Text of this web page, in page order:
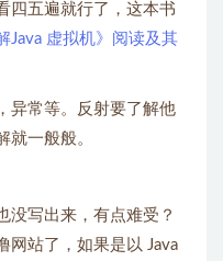
四五遍就行了，这本书
Java 虚拟机》阅读及其
异常等。反射要了解他
就一般般。
没写出来，有点难受？
网站了，如果是以 Java